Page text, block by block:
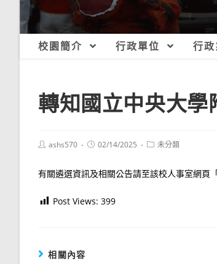
校園簡介 行政單位 行
轉知國立中央大
Postashs570
Post02/14/2025
Post未分類
有關遴選資訊及相關公告請至該校人事室網頁
Post Views: 399
相關內容